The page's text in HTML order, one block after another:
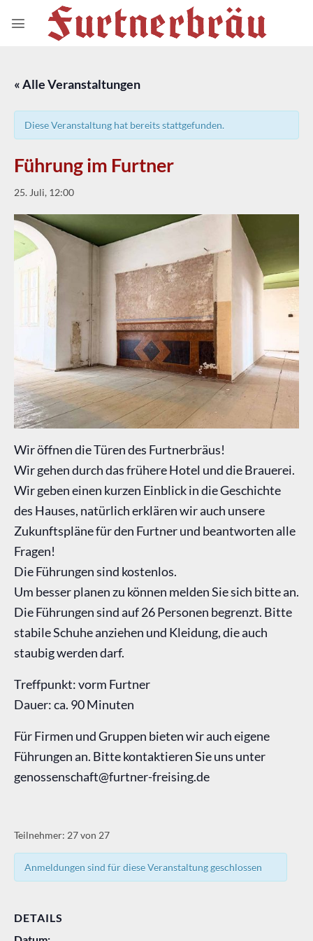
Inhalt
« Alle Veranstaltungen
Diese Veranstaltung hat bereits stattgefunden.
Führung im Furtner
25. Juli, 12:00
Wir öffnen die Türen des Furtnerbräus!
Wir gehen durch das frühere Hotel und die Brauerei.
Wir geben einen kurzen Einblick in die Geschichte
des Hauses, natürlich erklären wir auch unsere
Zukunftspläne für den Furtner und beantworten alle
Fragen!
Die Führungen sind kostenlos.
Um besser planen zu können melden Sie sich bitte an.
Die Führungen sind auf 26 Personen begrenzt. Bitte
stabile Schuhe anziehen und Kleidung, die auch
staubig werden darf.
Treffpunkt: vorm Furtner
Dauer: ca. 90 Minuten
Für Firmen und Gruppen bieten wir auch eigene
Führungen an. Bitte kontaktieren Sie uns unter
genossenschaft@furtner-freising.de
Teilnehmer: 27 von 27
Anmeldungen sind für diese Veranstaltung geschlossen
DETAILS